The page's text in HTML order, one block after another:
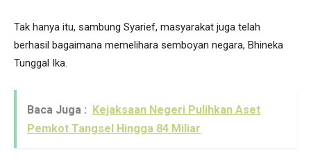
Tak hanya itu, sambung Syarief, masyarakat juga telah
berhasil bagaimana memelihara semboyan negara, Bhineka
Tunggal Ika.
Baca Juga : Kejaksaan Negeri Pulihkan Aset
Pemkot Tangsel Hingga 84 Miliar